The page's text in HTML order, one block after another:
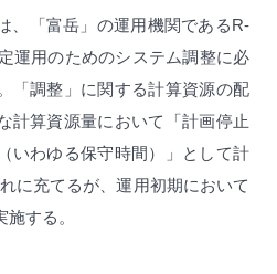
、「富岳」の運用機関であるR-
運用のためのシステム調整に必
「調整」に関する計算資源の配
計算資源量において「計画停止
いわゆる保守時間）」として計
に充てるが、運用初期において
する。